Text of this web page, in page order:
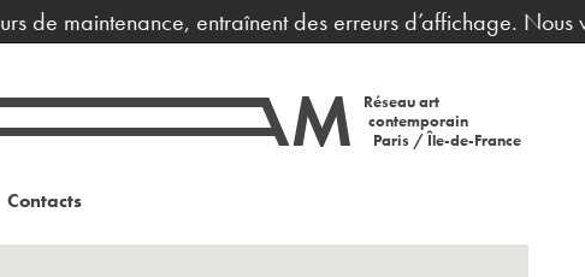
maintenance, entraînent des erreurs d’affichage. Nous
Réseau art
contemporain
Paris / Île-de-France
Contacts